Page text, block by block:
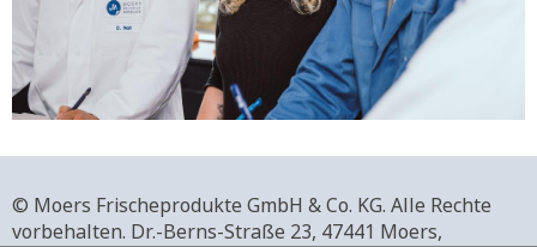
© Moers Frischeprodukte GmbH & Co. KG. Alle Rechte
vorbehalten. Dr.-Berns-Straße 23, 47441 Moers,